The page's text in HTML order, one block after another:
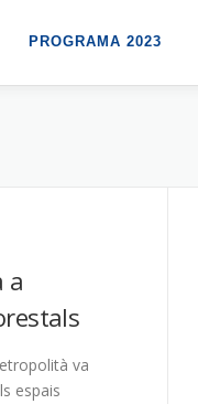
PROGRAMA 2023
a
va
espais